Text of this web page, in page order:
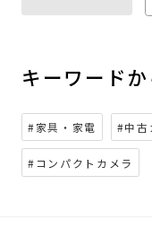
キーワード
#家具・家電 #中古
#コンパクトカメラ